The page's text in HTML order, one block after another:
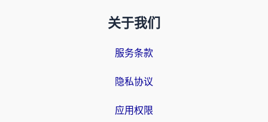
关于我们
服务条款
隐私协议
应用权限